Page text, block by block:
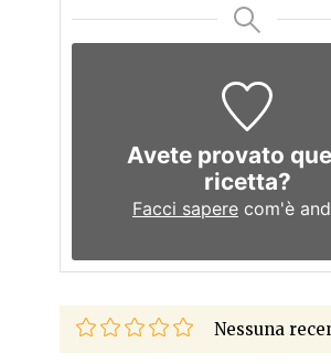
Avete provato
ricetta?
Facci sapere com'è
Nessuna